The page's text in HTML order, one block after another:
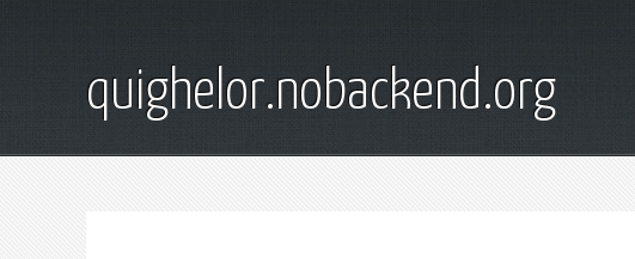
quighelor.nobackend.org